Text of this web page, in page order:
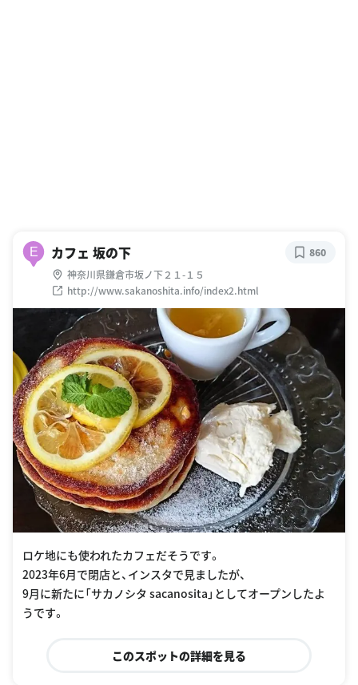
E カフェ 坂の下
神奈川県鎌倉市坂ノ下２１-１５
http://www.sakanoshita.info/index2.html
860
ロケ地にも使われたカフェだそうです。
2023年6月で閉店と、インスタで見ましたが、
9月に新たに「サカノシタ sacanosita」としてオープンしたよ
うです。
このスポットの詳細を見る